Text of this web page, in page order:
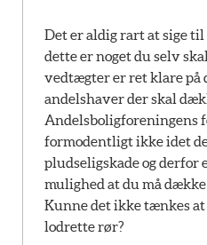
Det er aldig rart at sige
dette er noget du selv
vedtægter er ret klare på
andelshaver der skal
Andelsboligforeningens
formodentligt ikke idet
pludseligskade og derfor
mulighed at du må dække
Kunne det ikke tænkes
lodrette rør?